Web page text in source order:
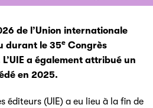
de l’Union internationale
durant le 35e Congrès
a également attribué un
en 2025.
éditeurs (UIE) a eu lieu à la fin de